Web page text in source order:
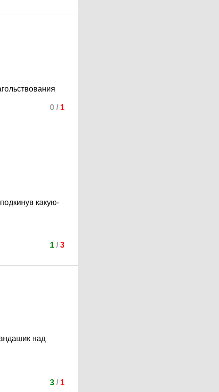
0 / 1
какую-
1/ 3
над
3/ 1